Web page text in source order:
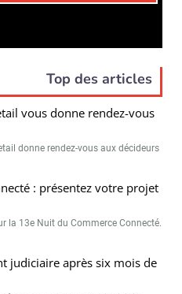
de redressement judiciaire,
la mode en France
l’Alliance du Commerce mesure
Betti, directeur général
la nomination de Gabriele